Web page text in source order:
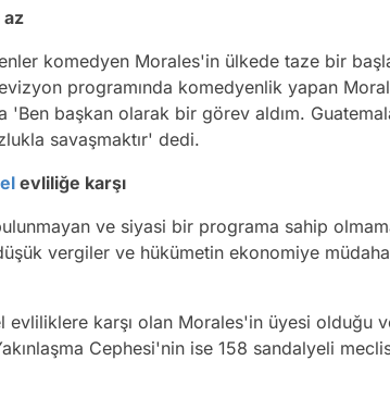
komedyen Morales'in ülkede taze bir
programında komedyenlik yapan
'Ben başkan olarak bir görev aldım.
savaşmaktır' dedi.
evliliğe karşı
ve siyasi bir programa sahip
vergiler ve hükümetin ekonomiye
evliliklere karşı olan Morales'in üyesi olduğu
Cephesi'nin ise 158 sandalyeli